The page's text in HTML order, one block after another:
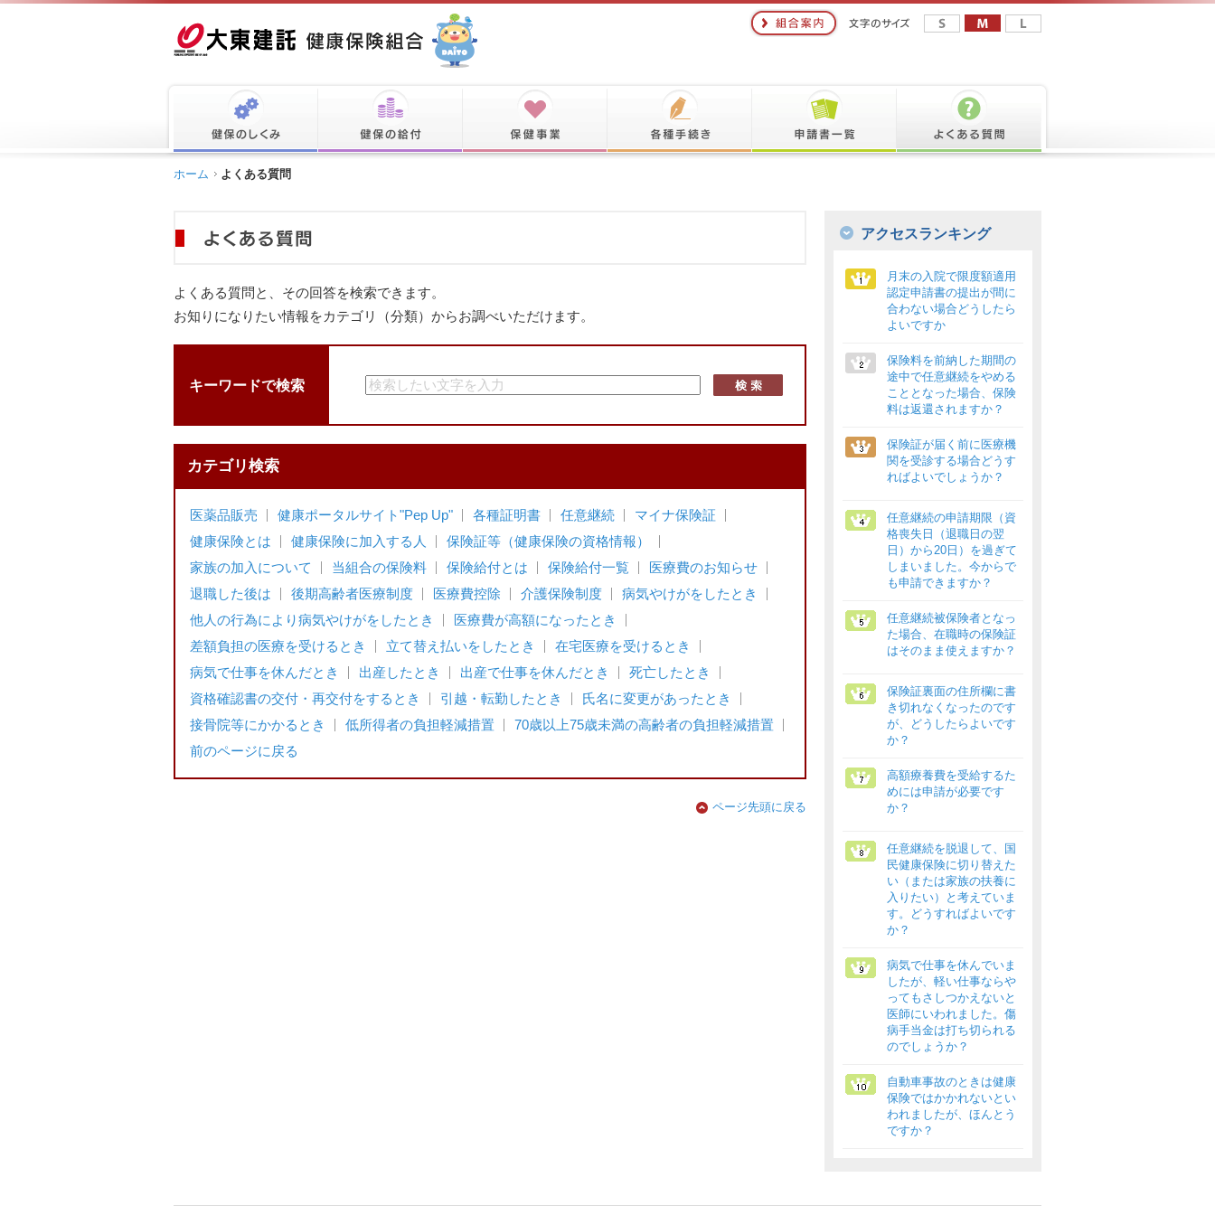
ホーム よくある質問
よくある質問と、その回答を検索できます。
お知りになりたい情報をカテゴリ（分類）からお調べいただけます。
キーワードで検索
カテゴリ検索
医薬品販売 健康ポータルサイト"Pep Up" 各種証明書 任意継続
マイナ保険証
健康保険とは
健康保険に加入する人
保険証等（健康保険の資格情報）
家族の加入について
当組合の保険料 保険給付とは 保険給付一覧
医療費のお知らせ
退職した後は
後期高齢者医療制度 医療費控除 介護保険制度
病気やけがをしたとき
他人の行為により病気やけがをしたとき
医療費が高額になったとき
差額負担の医療を受けるとき
立て替え払いをしたとき
在宅医療を受けるとき
病気で仕事を休んだとき
出産したとき 出産で仕事を休んだとき
死亡したとき
資格確認書の交付・再交付をするとき
引越・転勤したとき
氏名に変更があったとき
接骨院等にかかるとき
低所得者の負担軽減措置
70歳以上75歳未満の高齢者の負担軽減措置
前のページに戻る
ページ先頭に戻る
アクセスランキング
月末の入院で限度額適用
認定申請書の提出が間に
合わない場合どうしたら
よいですか
保険料を前納した期間の
途中で任意継続をやめる
こととなった場合、保険
料は返還されますか？
保険証が届く前に医療機
関を受診する場合どうす
ればよいでしょうか？
任意継続の申請期限（資
格喪失日（退職日の翌
日）から20日）を過ぎて
しまいました。今からで
も申請できますか？
任意継続被保険者となっ
た場合、在職時の保険証
はそのまま使えますか？
保険証裏面の住所欄に書
き切れなくなったのです
が、どうしたらよいです
か？
高額療養費を受給するた
めには申請が必要です
か？
任意継続を脱退して、国
民健康保険に切り替えた
い（または家族の扶養に
入りたい）と考えていま
す。どうすればよいです
か？
病気で仕事を休んでいま
したが、軽い仕事ならや
ってもさしつかえないと
医師にいわれました。傷
病手当金は打ち切られる
のでしょうか？
自動車事故のときは健康
保険ではかかれないとい
われましたが、ほんとう
ですか？